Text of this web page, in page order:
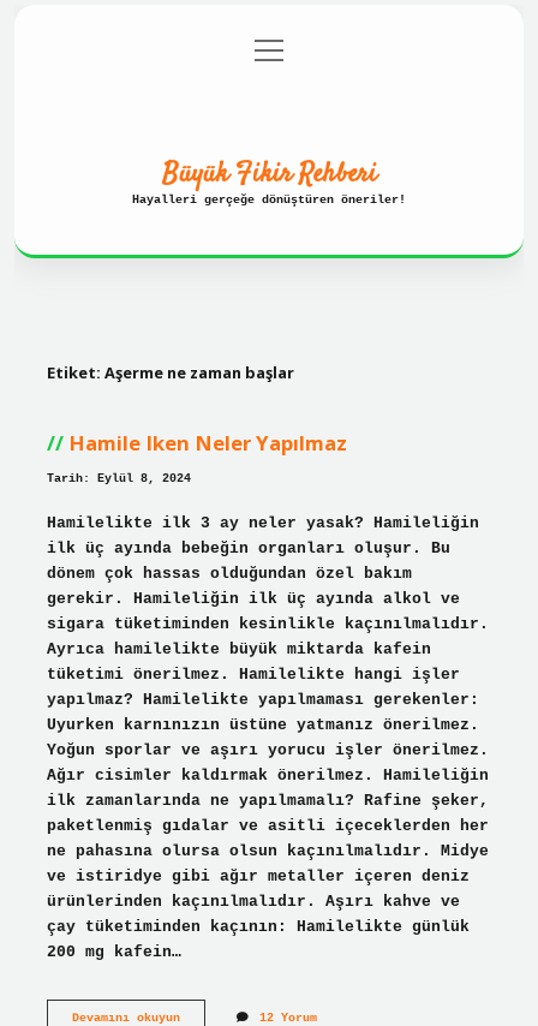
Gizlilik Politikası
menüyü
aç
Büyük Fikir Rehberi
Hayalleri gerçeğe dönüştüren öneriler!
Etiket: Aşerme ne zaman başlar
Hamile Iken Neler Yapılmaz
Tarih: Eylül 8, 2024
Hamilelikte ilk 3 ay neler yasak? Hamileliğin
ilk üç ayında bebeğin organları oluşur. Bu
dönem çok hassas olduğundan özel bakım
gerekir. Hamileliğin ilk üç ayında alkol ve
sigara tüketiminden kesinlikle kaçınılmalıdır.
Ayrıca hamilelikte büyük miktarda kafein
tüketimi önerilmez. Hamilelikte hangi işler
yapılmaz? Hamilelikte yapılmaması gerekenler:
Uyurken karnınızın üstüne yatmanız önerilmez.
Yoğun sporlar ve aşırı yorucu işler önerilmez.
Ağır cisimler kaldırmak önerilmez. Hamileliğin
ilk zamanlarında ne yapılmamalı? Rafine şeker,
paketlenmiş gıdalar ve asitli içeceklerden her
ne pahasına olursa olsun kaçınılmalıdır. Midye
ve istiridye gibi ağır metaller içeren deniz
ürünlerinden kaçınılmalıdır. Aşırı kahve ve
çay tüketiminden kaçının: Hamilelikte günlük
200 mg kafein…
Devamını okuyunHamile
12 Yorum